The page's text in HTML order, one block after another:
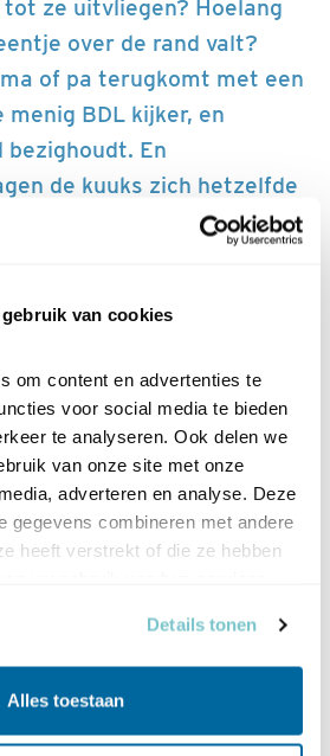
van cookies
om content en advertenties te
voor social media te bieden
te analyseren. Ook delen we
van onze site met onze
adverteren en analyse. Deze
gegevens combineren met andere
heeft verstrekt of die ze hebben
Details tonen
Alles toestaan
tot ze uitvliegen? Hoelang
over de rand valt?
of pa terugkomt met een
menig BDL kijker, en
En
de kuuks zich hetzelfde
1 tot 4 weken oud
en in de TV-kast wordt het met
Ook het verenkleed van de
ze nog volledig in het witte dons.
in de krappe TV-kast.
spanwijdte van circa 68 – 79